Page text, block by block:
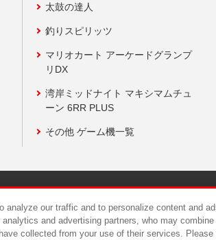
太鼓の達人
釣りスピリッツ
マリオカート アーケードグランプ
リDX
湾岸ミッドナイト マキシマムチュ
ーン 6RR PLUS
その他 ゲーム機一覧
食品のご提供について カスタマーハラスメ
our traffic and to personalize content and
and advertising partners, who may
collected from your use of their services.